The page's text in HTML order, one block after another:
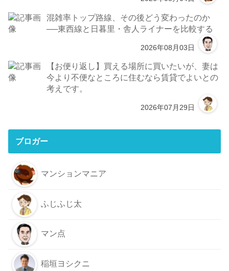
混雑率トップ路線、その後どう変わったのか
──東西線と日暮里・舎人ライナーを比較する
2026年08月03日
【お便り返し】買える場所に買いたいが、妻は
今より不便なところに住むなら賃貸でよいとの
考えです。
2026年07月29日
ブロガー
マンションマニア
ふじふじ太
マン点
稲垣ヨシクニ